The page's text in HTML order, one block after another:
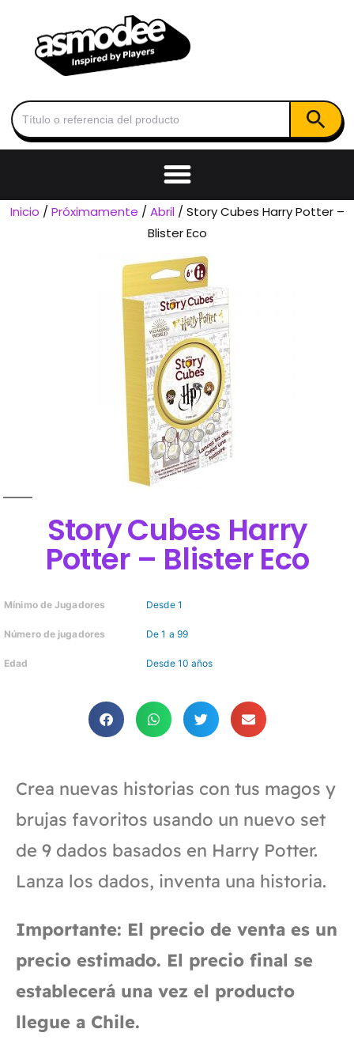
Buscar: Botón de
Inicio /Próximamente /Abril/ Story Cubes Harry Potter –
Blister Eco
Story Cubes Harry
Potter – Blister Eco
Mínimo de Jugadores Desde 1
Número de jugadores De 1 a 99
Edad Desde 10 años
Crea nuevas historias con tus magos y
brujas favoritos usando un nuevo set
de 9 dados basados en Harry Potter.
Lanza los dados, inventa una historia.
Importante: El precio de venta es un
precio estimado. El precio final se
establecerá una vez el producto
llegue a Chile.